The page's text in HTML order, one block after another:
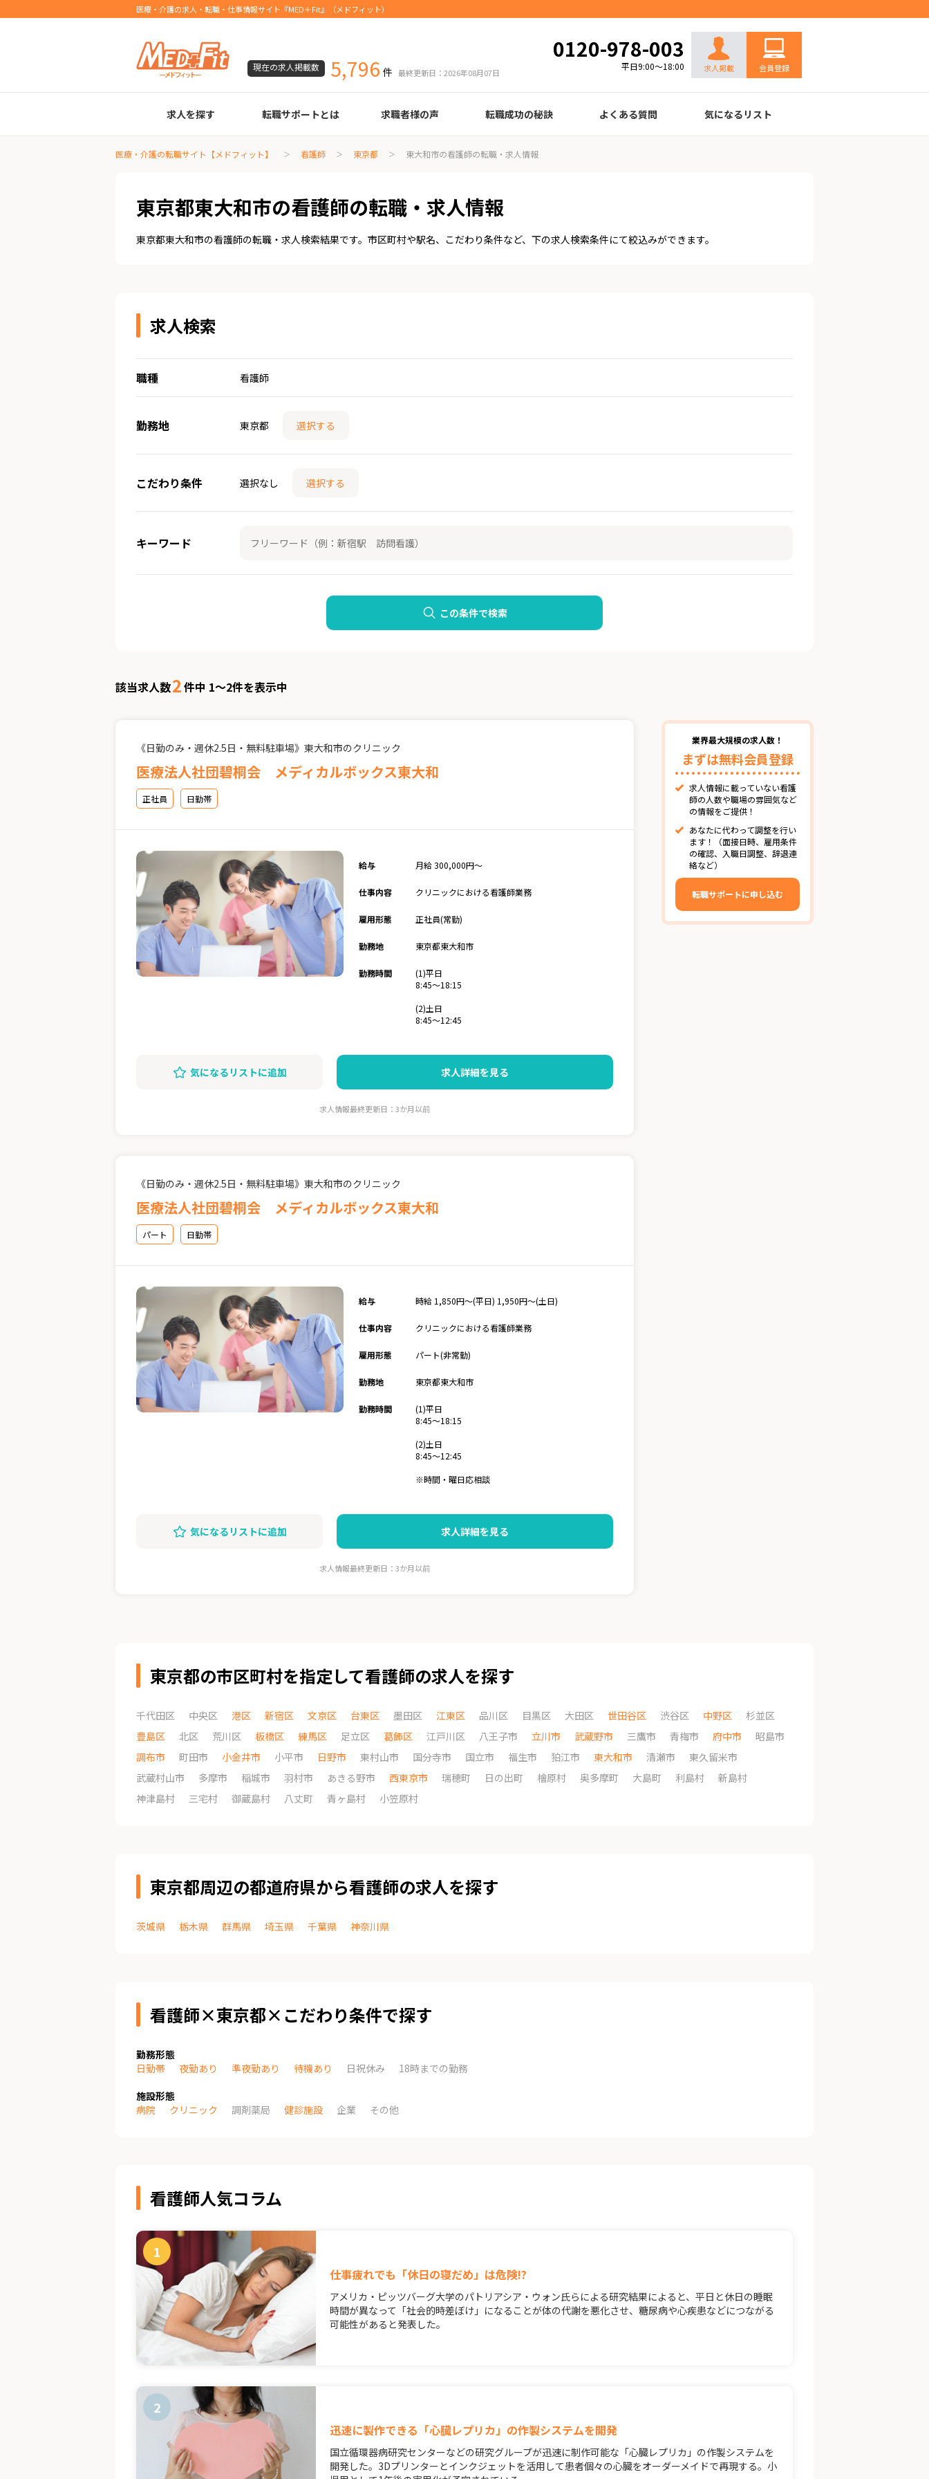
医療・介護の求人・転職・仕事情報サイト『MED＋Fit』（メドフィット）
現在の求人掲載数 5,796 件 最終更新日：2026年08月07日
0120-978-003
平日9:00～18:00 求人掲載 会員登録
求人を探す
臨床検査技師
診療放射線技師
臨床工学技士
医療事務
調剤薬局事務
理学療法士
作業療法士
言語聴覚士
機能訓練指導員
視能訓練士
看護師
薬剤師
転職サポートとは 求職者様の声
臨床検査技師
診療放射線技師
臨床工学技士
医療事務
調剤薬局事務
理学療法士
作業療法士
言語聴覚士
機能訓練指導員
視能訓練士
看護師
薬剤師
転職成功の秘訣
履歴書の書き方
職務経歴書の書き方
面接の心得
面接のコツ
転職の際に知っておきたいこと
年齢早見表
給与
よくある質問 気になるリスト
医療・介護の転職サイト【メドフィット】 看護師 東京都 東大和市の看護師の転職・求人情報
東京都東大和市の看護師の転職・求人情報
東京都東大和市の看護師の転職・求人検索結果です。市区町村や駅名、こだわり条件など、下の求人検索条件にて絞込みができます。
求人検索
職種 看護師
勤務地 東京都 選択する
こだわり条件 選択なし 選択する
キーワード
この条件で検索
該当求人数2件中 1～2件を表示中
《日勤のみ・週休2.5日・無料駐車場》東大和市のクリニック
医療法人社団碧桐会 メディカルボックス東大和
正社員 日勤帯
給与 月給 300,000円～
仕事内容 クリニックにおける看護師業務
雇用形態 正社員(常勤)
勤務地 東京都東大和市
勤務時間
(1)平日
8:45～18:15
(2)土日
8:45～12:45
気になるリストに追加 求人詳細を見る
求人情報最終更新日：3か月以前
《日勤のみ・週休2.5日・無料駐車場》東大和市のクリニック
医療法人社団碧桐会 メディカルボックス東大和
パート 日勤帯
給与 時給 1,850円～(平日) 1,950円～(土日)
仕事内容 クリニックにおける看護師業務
雇用形態 パート(非常勤)
勤務地 東京都東大和市
勤務時間
(1)平日
8:45～18:15
(2)土日
8:45～12:45
※時間・曜日応相談
気になるリストに追加 求人詳細を見る
求人情報最終更新日：3か月以前
業界最大規模の求人数！
まずは無料会員登録
求人情報に載っていない看護
師の人数や職場の雰囲気など
の情報をご提供！
あなたに代わって調整を行い
ます！（面接日時、雇用条件
の確認、入職日調整、辞退連
絡など）
転職サポートに申し込む
東京都の市区町村を指定して看護師の求人を探す
千代田区 中央区 港区 新宿区 文京区 台東区 墨田区 江東区 品川区 目黒区 大田区 世田谷区 渋谷区 中野区
杉並区
豊島区
北区 荒川区 板橋区 練馬区 足立区 葛飾区 江戸川区 八王子市 立川市 武蔵野市 三鷹市 青梅市 府中市
昭島市
調布市
町田市 小金井市 小平市 日野市 東村山市 国分寺市 国立市 福生市 狛江市 東大和市 清瀬市
東久留米市
武蔵村山市
多摩市 稲城市 羽村市 あきる野市 西東京市 瑞穂町 日の出町 檜原村 奥多摩町 大島町 利島村
新島村
神津島村
三宅村 御蔵島村 八丈町 青ヶ島村 小笠原村
東京都周辺の都道府県から看護師の求人を探す
茨城県 栃木県 群馬県 埼玉県 千葉県 神奈川県
看護師×東京都×こだわり条件で探す
勤務形態
日勤帯
夜勤あり 準夜勤あり 待機あり 日祝休み
18時までの勤務
施設形態
病院
クリニック 調剤薬局 健診施設 企業 その他
看護師人気コラム
仕事疲れでも「休日の寝だめ」は危険!?
アメリカ・ピッツバーグ大学のパトリアシア・ウォン氏らによる研究結果によると、平日と休日の睡眠
時間が異なって「社会的時差ぼけ」になることが体の代謝を悪化させ、糖尿病や心疾患などにつながる
可能性があると発表した。
迅速に製作できる「心臓レプリカ」の作製システムを開発
国立循環器病研究センターなどの研究グループが迅速に制作可能な「心臓レプリカ」の作製システムを
開発した。3Dプリンターとインクジェットを活用して患者個々の心臓をオーダーメイドで再現する。小